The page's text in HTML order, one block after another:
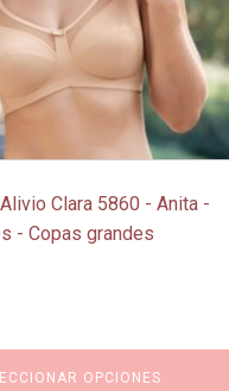
Clara 5860 - Anita -
- Copas grandes
OPCIONES